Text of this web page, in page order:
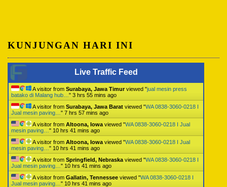
KUNJUNGAN HARI INI
Live Traffic Feed
A visitor from Surabaya, Jawa Timurviewed "jual mesin press
batako di Malang hub… " 3 hrs 55 mins ago
A visitor from Surabaya, Jawa Barat viewed "WA 0838-3060-0218 I
Jual mesin paving… " 7 hrs 57 mins ago
A visitor from Altoona, Iowa viewed "WA 0838-3060-0218 I Jual
mesin paving… " 10 hrs 41 mins ago
A visitor from Altoona, Iowa viewed "WA 0838-3060-0218 I Jual
mesin paving… " 10 hrs 41 mins ago
A visitor from Springfield, Nebraska viewed "WA 0838-3060-0218 I
Jual mesin paving… " 10 hrs 41 mins ago
A visitor from Gallatin, Tennessee viewed "WA 0838-3060-0218 I
Jual mesin paving… " 10 hrs 41 mins ago